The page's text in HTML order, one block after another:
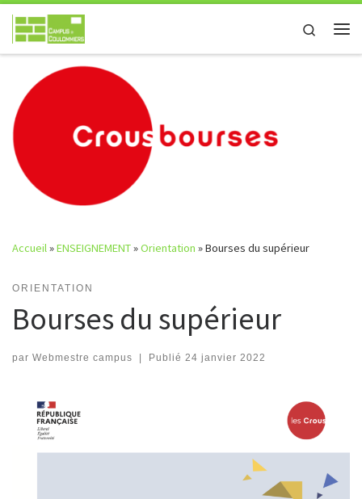
Passer au contenu
Search
Accueil»ENSEIGNEMENT»Orientation »Bourses du supérieur
ORIENTATION
Bourses du supérieur
par Webmestre campus | Publié 24 janvier 2022